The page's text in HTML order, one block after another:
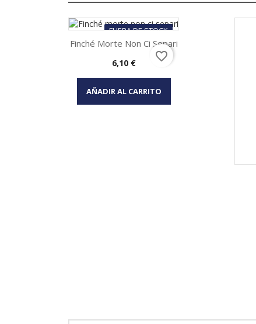
FUERA DE STOCK
Vista rápida
Finché Morte Non Ci Separi
Precio
6,10 €
AÑADIR AL CARRITO
favorite_border